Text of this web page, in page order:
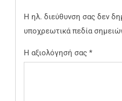
Η ηλ. διεύθυνση σας δεν
υποχρεωτικά πεδία
Η αξιολόγησή σας *